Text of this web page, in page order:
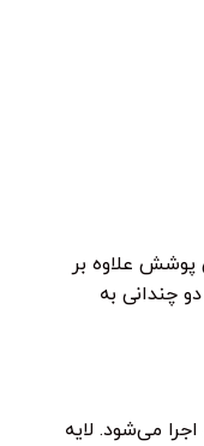
علاوه بر
چندانی به
می‌شود. لایه